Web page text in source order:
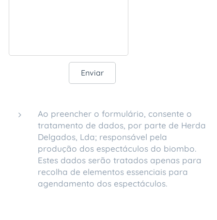
Enviar
Ao preencher o formulário, consente o
tratamento de dados, por parte de Herda
Delgados, Lda; responsável pela
produção dos espectáculos do biombo.
Estes dados serão tratados apenas para
recolha de elementos essenciais para
agendamento dos espectáculos.